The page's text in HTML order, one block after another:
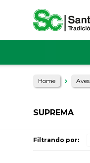
Home Aves
SUPREMA
Filtrando por: